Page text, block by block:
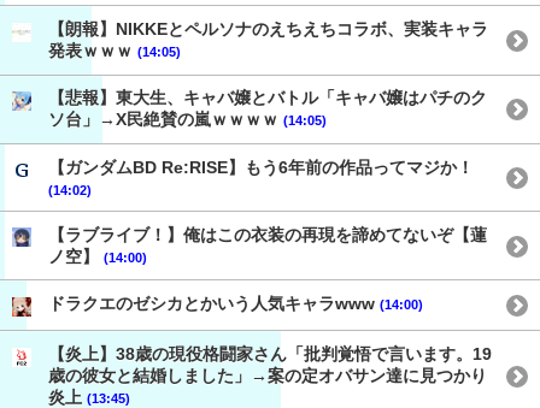
【朗報】NIKKEとペルソナのえちえちコラボ、実装キャラ
発表ｗｗｗ (14:05)
【悲報】東大生、キャバ嬢とバトル「キャバ嬢はパチのク
ソ台」→X民絶賛の嵐ｗｗｗｗ (14:05)
【ガンダムBD Re:RISE】もう6年前の作品ってマジか！
(14:02)
【ラブライブ！】俺はこの衣装の再現を諦めてないぞ【蓮
ノ空】
(14:00)
ドラクエのゼシカとかいう人気キャラwww (14:00)
【炎上】38歳の現役格闘家さん「批判覚悟で言います。19
歳の彼女と結婚しました」→案の定オバサン達に見つかり
炎上 (13:45)